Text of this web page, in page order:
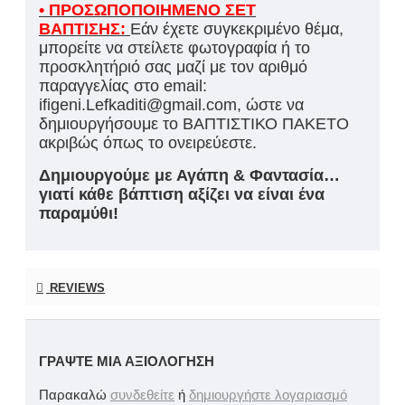
• ΠΡΟΣΩΠΟΠΟΙΗΜΕΝΟ ΣΕΤ
ΒΑΠΤΙΣΗΣ: Εάν έχετε συγκεκριμένο θέμα,
μπορείτε να στείλετε φωτογραφία ή το
προσκλητήριό σας μαζί με τον αριθμό
παραγγελίας στο email:
ifigeni.Lefkaditi@gmail.com, ώστε να
δημιουργήσουμε το ΒΑΠΤΙΣΤΙΚΟ ΠΑΚΕΤΟ
ακριβώς όπως το ονειρεύεστε.
Δημιουργούμε με Αγάπη & Φαντασία…
γιατί κάθε βάπτιση αξίζει να είναι ένα
παραμύθι!
REVIEWS
ΓΡΆΨΤΕ ΜΙΑ ΑΞΙΟΛΌΓΗΣΗ
Παρακαλώ συνδεθείτε ή δημιουργήστε λογαριασμό